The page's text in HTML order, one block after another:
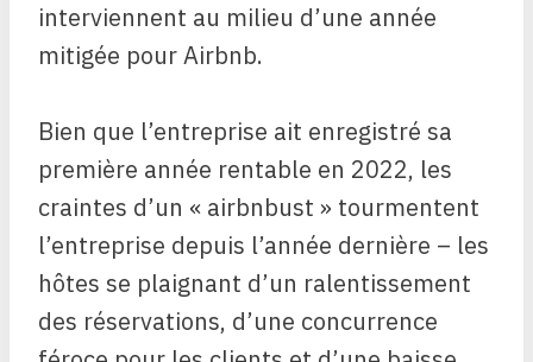
interviennent au milieu d’une année
mitigée pour Airbnb.
Bien que l’entreprise ait enregistré sa
première année rentable en 2022, les
craintes d’un « airbnbust » tourmentent
l’entreprise depuis l’année dernière – les
hôtes se plaignant d’un ralentissement
des réservations, d’une concurrence